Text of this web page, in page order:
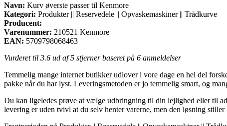
Navn: Kurv øverste passer til Kenmore
Kategori: Produkter || Reservedele || Opvaskemaskiner || Trådkurve
Producent:
Varenummer: 210521 Kenmore
EAN: 5709798068463
Vurderet til 3.6 ud af 5 stjerner baseret på 6 anmeldelser
Temmelig mange internet butikker udlover i vore dage en hel del
pakke når du har lyst. Leveringsmetoden er jo temmelig smart, og
Du kan ligeledes prøve at vælge udbringning til din lejlighed eller til
levering er uden tvivl at du selv henter varerne, men den løsning